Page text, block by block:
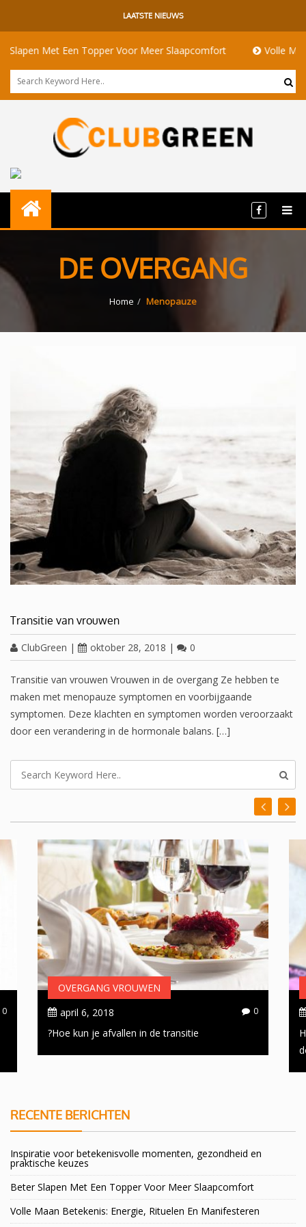
LAATSTE NIEUWS
Met Een Topper Voor Meer Slaapcomfort Volle Maan
DE OVERGANG
Home Menopauze
Transitie van vrouwen
ClubGreen | oktober 28, 2018 | 0
Transitie van vrouwen Vrouwen in de overgang Ze hebben te
maken met menopauze symptomen en voorbijgaande
symptomen. Deze klachten en symptomen worden veroorzaakt
door een verandering in de hormonale balans. […]
OVERGANG VROUWEN
april 6, 2018
0
Hoe kun je afvallen in de transitie?
0
RECENTE BERICHTEN
Inspiratie voor betekenisvolle momenten, gezondheid en
praktische keuzes
Beter Slapen Met Een Topper Voor Meer Slaapcomfort
Volle Maan Betekenis: Energie, Rituelen En Manifesteren